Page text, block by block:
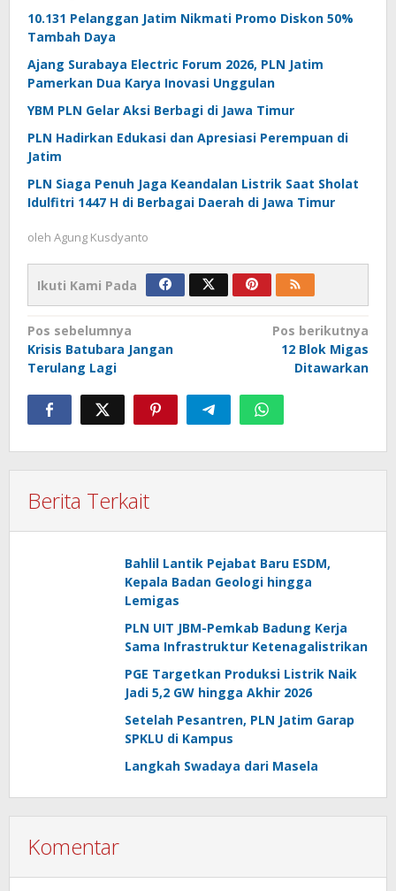
10.131 Pelanggan Jatim Nikmati Promo Diskon 50%
Tambah Daya
Ajang Surabaya Electric Forum 2026, PLN Jatim
Pamerkan Dua Karya Inovasi Unggulan
YBM PLN Gelar Aksi Berbagi di Jawa Timur
PLN Hadirkan Edukasi dan Apresiasi Perempuan di
Jatim
PLN Siaga Penuh Jaga Keandalan Listrik Saat Sholat
Idulfitri 1447 H di Berbagai Daerah di Jawa Timur
oleh Agung Kusdyanto
Ikuti Kami Pada
Navigasi
pos
Pos sebelumnya
Krisis Batubara Jangan
Terulang Lagi
Pos berikutnya
12 Blok Migas
Ditawarkan
Berita Terkait
Bahlil Lantik Pejabat Baru ESDM,
Kepala Badan Geologi hingga
Lemigas
PLN UIT JBM-Pemkab Badung Kerja
Sama Infrastruktur Ketenagalistrikan
PGE Targetkan Produksi Listrik Naik
Jadi 5,2 GW hingga Akhir 2026
Setelah Pesantren, PLN Jatim Garap
SPKLU di Kampus
Langkah Swadaya dari Masela
Komentar